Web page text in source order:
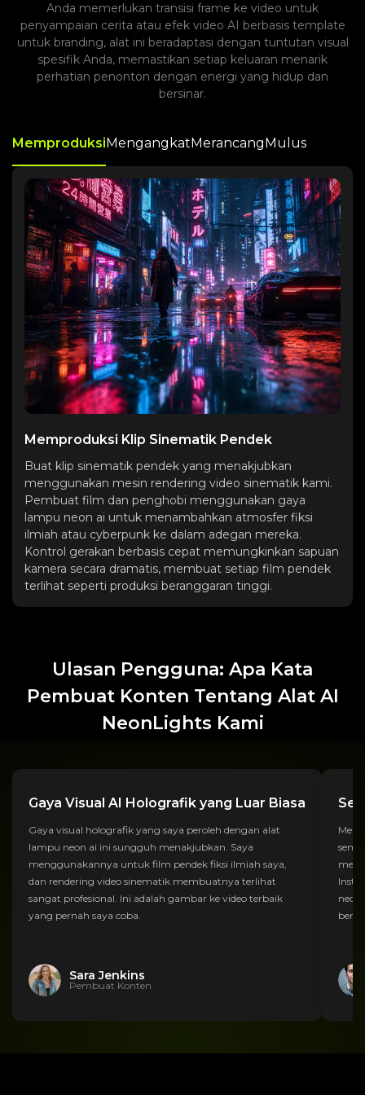
Anda memerlukan transisi frame ke video untuk
penyampaian cerita atau efek video AI berbasis template
untuk branding, alat ini beradaptasi dengan tuntutan visual
spesifik Anda, memastikan setiap keluaran menarik
perhatian penonton dengan energi yang hidup dan
bersinar.
MemproduksiMengangkatMerancangMulus
Memproduksi Klip Sinematik Pendek
Buat klip sinematik pendek yang menakjubkan
menggunakan mesin rendering video sinematik kami.
Pembuat film dan penghobi menggunakan gaya
lampu neon ai untuk menambahkan atmosfer fiksi
ilmiah atau cyberpunk ke dalam adegan mereka.
Kontrol gerakan berbasis cepat memungkinkan sapuan
kamera secara dramatis, membuat setiap film pendek
terlihat seperti produksi beranggaran tinggi.
Ulasan Pengguna: Apa Kata
Pembuat Konten Tentang Alat AI
NeonLights Kami
Gaya Visual AI Holografik yang Luar Biasa
Gaya visual holografik yang saya peroleh dengan alat
lampu neon ai ini sungguh menakjubkan. Saya
menggunakannya untuk film pendek fiksi ilmiah saya,
dan rendering video sinematik membuatnya terlihat
sangat profesional. Ini adalah gambar ke video terbaik
yang pernah saya coba.
Sara Jenkins
Pembuat Konten